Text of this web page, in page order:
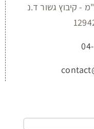
- קיבוץ גשור ד.נ